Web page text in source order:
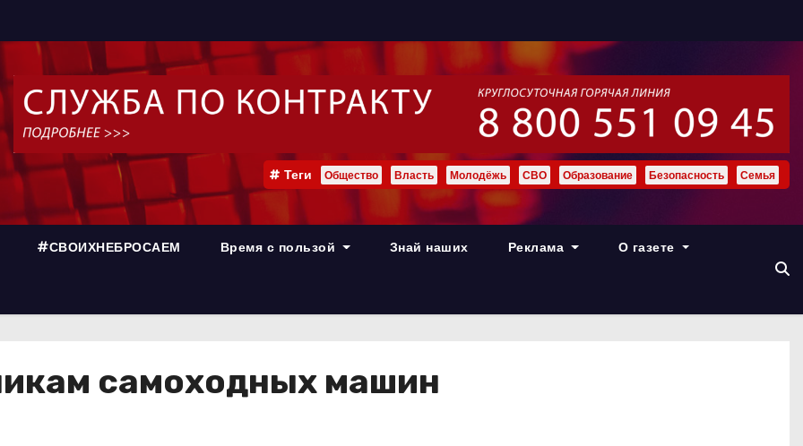
Теги Общество Власть Молодёжь СВО Образование Безопасность Семья
#СВОИХНЕБРОСАЕМ Время с пользой Знай наших Реклама О газете
самоходных машин